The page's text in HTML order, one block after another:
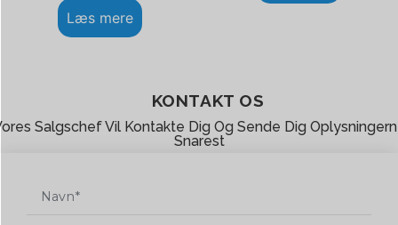
Læs mere
KONTAKT OS
Salgschef Vil Kontakte Dig Og Sende Dig
Snarest